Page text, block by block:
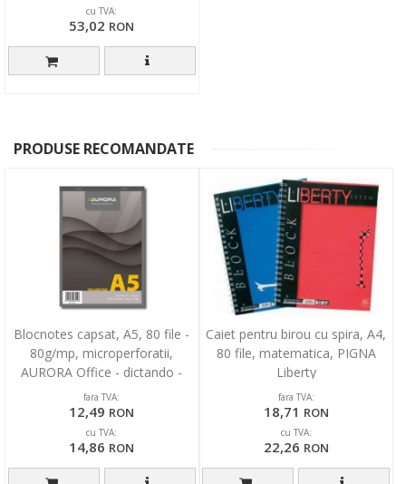
cu TVA:
53,02 RON
PRODUSE RECOMANDATE
Blocnotes capsat, A5, 80 file -
80g/mp, microperforatii,
AURORA Office - dictando -
hartie galbena
fara TVA:
12,49 RON
cu TVA:
14,86 RON
Caiet pentru birou cu spira, A4,
80 file, matematica, PIGNA
Liberty
fara TVA:
18,71 RON
cu TVA:
22,26 RON